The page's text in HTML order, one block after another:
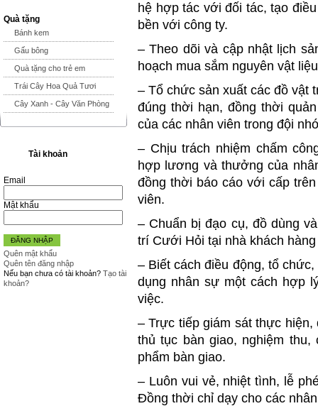
Quà tặng
Bánh kem
Gấu bông
Quà tặng cho trẻ em
Trái Cây Hoa Quả Tươi
Cây Xanh - Cây Văn Phòng
Tài khoản
Email
Mật khẩu
ĐĂNG NHẬP
Quên mật khẩu
Quên tên đăng nhập
Nếu bạn chưa có tài khoản? Tạo tài
khoản?
hệ hợp tác với đối tác, tạo
bền với công ty.
– Theo dõi và cập nhật lịch
hoạch mua sắm nguyên vật
– Tổ chức sản xuất các đồ vật
đúng thời hạn, đồng thời
của các nhân viên trong đội
– Chịu trách nhiệm chấm
hợp lương và thưởng của
đồng thời báo cáo với cấp
viên.
– Chuẩn bị đạo cụ, đồ dùng
trí Cưới Hỏi tại nhà khách
– Biết cách điều động, tổ
dụng nhân sự một cách hợp
việc.
– Trực tiếp giám sát thực
thủ tục bàn giao, nghiệm
phẩm bàn giao.
– Luôn vui vẻ, nhiệt tình, lễ
Đồng thời chỉ dạy cho các